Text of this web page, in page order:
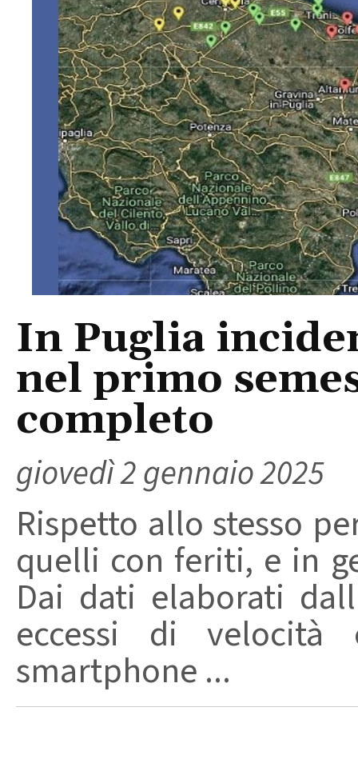
In Puglia
nel primo
completo
giovedì 2 gennaio 2025
Rispetto allo stesso
quelli con feriti, e in
Dai dati elaborati
eccessi di velocità
smartphone ...